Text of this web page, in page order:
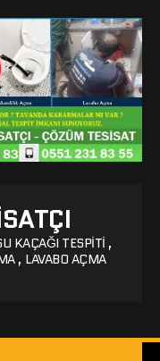
KAÇAĞI TESPITI ,
, LAVABO AÇMA